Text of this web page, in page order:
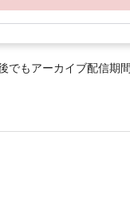
でもアーカイブ配信期